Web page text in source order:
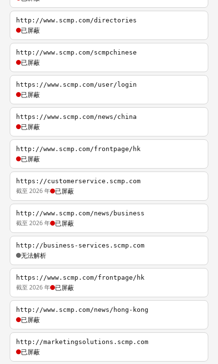
http://www.scmp.com/directories
已屏蔽
http://www.scmp.com/scmpchinese
已屏蔽
https://www.scmp.com/user/login
已屏蔽
https://www.scmp.com/news/china
已屏蔽
http://www.scmp.com/frontpage/hk
已屏蔽
https://customerservice.scmp.com
截至 2026 年 已屏蔽
http://www.scmp.com/news/business
截至 2026 年 已屏蔽
http://business-services.scmp.com
无法解析
https://www.scmp.com/frontpage/hk
截至 2026 年 已屏蔽
http://www.scmp.com/news/hong-kong
已屏蔽
http://marketingsolutions.scmp.com
已屏蔽